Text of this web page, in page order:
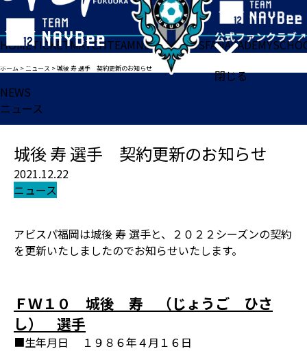
閉じる
HOMETICKETMATCHTEAMNEWSGOODSFANACADEMY
ホーム >ニュース >城後 寿 選手 契約更新のお知らせ
NEWS
ニュース
城後 寿 選手 契約更新のお知らせ
2021.12.22
ニュース
アビスパ福岡は城後 寿 選手と、２０２２シーズンの契約
を更新いたしましたのでお知らせいたします。
ＦＷ１０ 城後 寿 （じょうご ひさ
し） 選手
■生年月日
１９８６年４月１６日